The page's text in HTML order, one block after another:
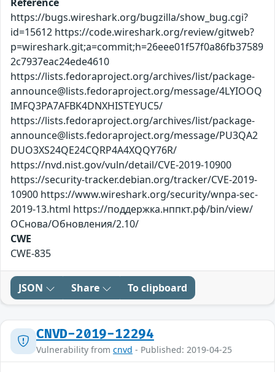
https://bugs.wireshark.org/bugzilla/show_bug.cgi?
id=15612 https://code.wireshark.org/review/gitweb?
p=wireshark.git;a=commit;h=26eee01f57f0a86fb37589
2c7937eac24ede4610
https://lists.fedoraproject.org/archives/list/package-
announce@lists.fedoraproject.org/message/4LYIOOQ
IMFQ3PA7AFBK4DNXHISTEYUC5/
https://lists.fedoraproject.org/archives/list/package-
announce@lists.fedoraproject.org/message/PU3QA2
DUO3XS24QE24CQRP4A4XQQY76R/
https://nvd.nist.gov/vuln/detail/CVE-2019-10900
https://security-tracker.debian.org/tracker/CVE-2019-
10900 https://www.wireshark.org/security/wnpa-sec-
2019-13.html https://поддержка.нппкт.рф/bin/view/
ОСнова/Обновления/2.10/
CWE
CWE-835
JSON Share To clipboard
CNVD-2019-12294
Vulnerability from cnvd - Published: 2019-04-25